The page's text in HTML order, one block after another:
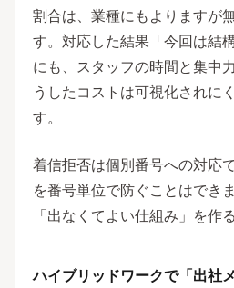
割合は、業種にもよりますが
す。対応した結果「今回は結
にも、スタッフの時間と集中
うしたコストは可視化されに
す。
着信拒否は個別番号への対応
を番号単位で防ぐことはでき
「出なくてよい仕組み」を作
ハイブリッドワークで「出社